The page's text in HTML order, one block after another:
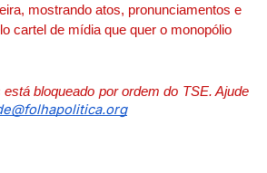
mostrando atos, pronunciamentos e
cartel de mídia que quer o monopólio
bloqueado por ordem do TSE. Ajude